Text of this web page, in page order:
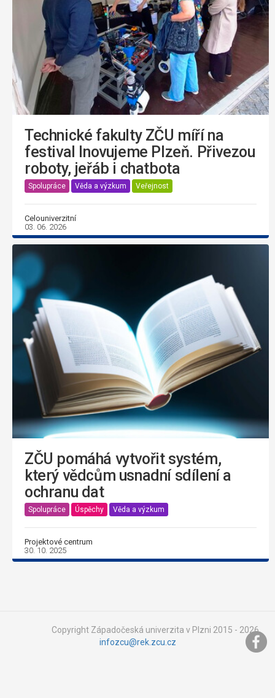
Technické fakulty ZČU míří na
festival Inovujeme Plzeň. Přivezou
roboty, jeřáb i chatbota
Spolupráce Věda a výzkum Veřejnost
Celouniverzitní
03. 06. 2026
ZČU pomáhá vytvořit systém,
který vědcům usnadní sdílení a
ochranu dat
Spolupráce Úspěchy Věda a výzkum
Projektové centrum
30. 10. 2025
Copyright Západočeská univerzita v Plzni 2015 - 2026,
infozcu@rek.zcu.cz